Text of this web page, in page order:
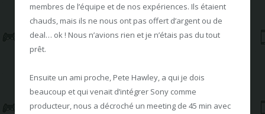
membres de l’équipe et de nos expériences. Ils étaient
chauds, mais ils ne nous ont pas offert d’argent ou de
deal… ok ! Nous n’avions rien et je n’étais pas du tout
prêt.
Ensuite un ami proche, Pete Hawley, a qui je dois
beaucoup et qui venait d’intégrer Sony comme
producteur, nous a décroché un meeting de 45 min avec